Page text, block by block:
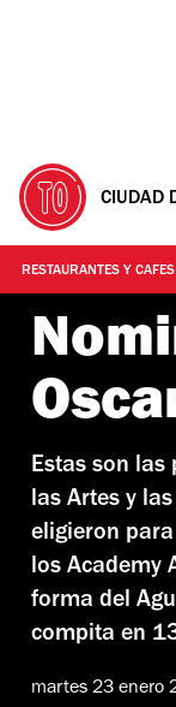
CIUDAD
RESTAURANTES Y CAFES
Estas son las
las Artes y
eligieron
los Academy
forma del
compita en
martes 23 enero